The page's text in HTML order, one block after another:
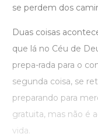
se perdem dos
Duas coisas
que lá no Céu de
prepa-rada para o
segunda coisa, se
preparando para
gratuita, mas não é
vida.